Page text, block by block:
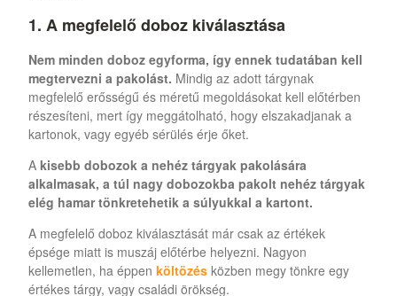
1. A megfelelő doboz kiválasztása
Nem minden doboz egyforma, így ennek tudatában kell
megtervezni a pakolást. Mindig az adott tárgynak
megfelelő erősségű és méretű megoldásokat kell előtérben
részesíteni, mert így meggátolható, hogy elszakadjanak a
kartonok, vagy egyéb sérülés érje őket.
A kisebb dobozok a nehéz tárgyak pakolására
alkalmasak, a túl nagy dobozokba pakolt nehéz tárgyak
elég hamar tönkretehetik a súlyukkal a kartont.
A megfelelő doboz kiválasztását már csak az értékek
épsége miatt is muszáj előtérbe helyezni. Nagyon
kellemetlen, ha éppen költözés közben megy tönkre egy
értékes tárgy, vagy családi örökség.